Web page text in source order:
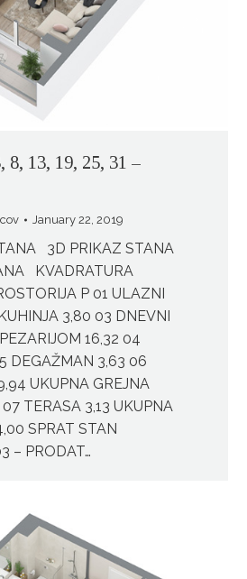
8, 13, 19, 25, 31 –
January 22, 2019
3D PRIKAZ STANA
KVADRATURA
P 01 ULAZNI
3,80 03 DNEVNI
16,32 04
DEGAŽMAN 3,63 06
UKUPNA GREJNA
TERASA 3,13 UKUPNA
SPRAT STAN
– PRODAT…